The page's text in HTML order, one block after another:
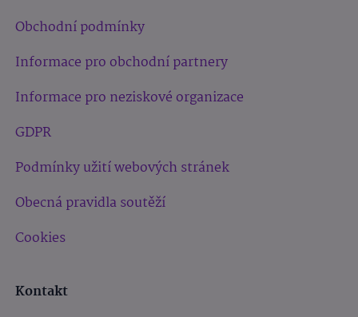
Obchodní podmínky
Informace pro obchodní partnery
Informace pro neziskové organizace
GDPR
Podmínky užití webových stránek
Obecná pravidla soutěží
Cookies
Kontakt